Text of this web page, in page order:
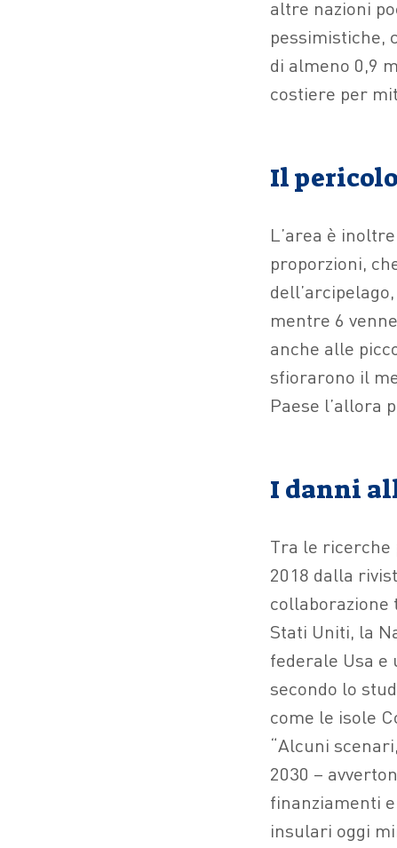
altre nazioni
pessimistiche,
di almeno 0,9
costiere per
Il
L’area è
proporzioni,
mentre 6
anche alle
sfiorarono il
Paese l’allora
I danni
Tra le ricerche
2018 dalla
collaborazione
Stati Uniti, la
federale Usa e
secondo lo
come le isole
“Alcuni
2030 –
finanziamenti
insulari oggi